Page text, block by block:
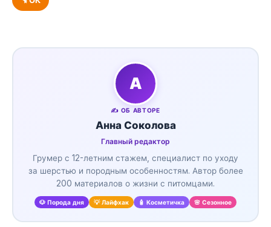
А
✍️ ОБ АВТОРЕ
Анна Соколова
Главный редактор
Грумер с 12-летним стажем, специалист по уходу
за шерстью и породным особенностям. Автор более
200 материалов о жизни с питомцами.
🐶 Порода дня 💡 Лайфхак 🧴 Косметичка 🌸 Сезонное